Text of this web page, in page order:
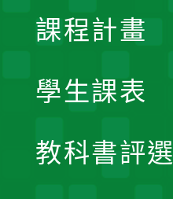
課程計畫
學生課表
教科書評選